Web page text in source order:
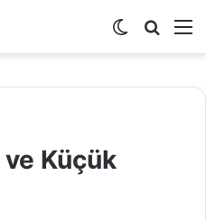
Arama
yap
Dış
görünümü
ve Küçük